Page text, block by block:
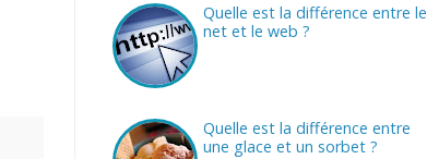
Quelle est la différence entre le
net et le web ?
Quelle est la différence entre
une glace et un sorbet ?